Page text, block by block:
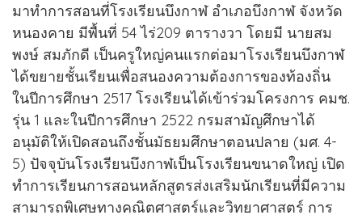
มาทำการสอนที่โรงเรียนบึงกาฬ อำเภอบึงกาฬ จังหวัด
หนองคาย มีพื้นที่ 54 ไร่209 ตารางวา โดยมี นายสม
พงษ์ สมภักดี เป็นครูใหญ่คนแรกต่อมาโรงเรียนบึงกาฬ
ได้ขยายชั้นเรียนเพื่อสนองความต้องการของท้องถิ่น
ในปีการศึกษา 2517 โรงเรียนได้เข้าร่วมโครงการ คมช.
รุ่น 1 และในปีการศึกษา 2522 กรมสามัญศึกษาได้
อนุมัติให้เปิดสอนถึงชั้นมัธยมศึกษาตอนปลาย (มศ. 4-
5) ปัจจุบันโรงเรียนบึงกาฬเป็นโรงเรียนขนาดใหญ่ เปิด
ทำการเรียนการสอนหลักสูตรส่งเสริมนักเรียนที่มีความ
สามารถพิเศษทางคณิตศาสตร์และวิทยาศาสตร์ การ